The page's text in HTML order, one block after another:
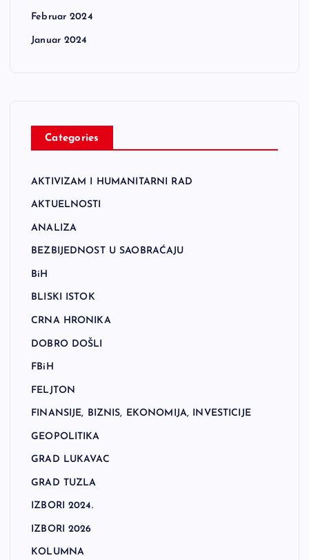
Februar 2024
Januar 2024
Categories
AKTIVIZAM I HUMANITARNI RAD
AKTUELNOSTI
ANALIZA
BEZBIJEDNOST U SAOBRAĆAJU
BiH
BLISKI ISTOK
CRNA HRONIKA
DOBRO DOŠLI
FBiH
FELJTON
FINANSIJE, BIZNIS, EKONOMIJA, INVESTICIJE
GEOPOLITIKA
GRAD LUKAVAC
GRAD TUZLA
IZBORI 2024.
IZBORI 2026
KOLUMNA